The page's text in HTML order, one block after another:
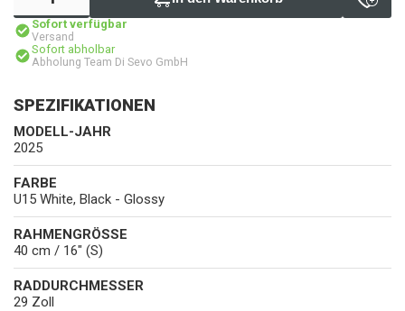
Sofort verfügbar
Versand
Sofort abholbar
Abholung Team Di Sevo GmbH
SPEZIFIKATIONEN
MODELL-JAHR
2025
FARBE
U15 White, Black - Glossy
RAHMENGRÖSSE
40 cm / 16" (S)
RADDURCHMESSER
29 Zoll